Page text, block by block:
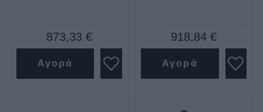
873,33 €
Αγορά
918,84 €
Αγορά